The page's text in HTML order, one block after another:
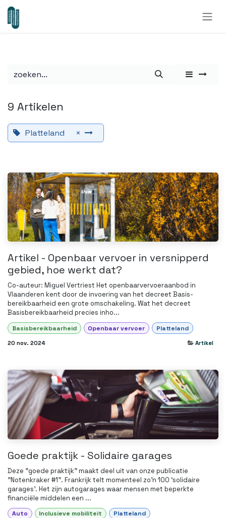
Overslaan naar inhoud
9 Artikelen
Platteland ×
Artikel - Openbaar vervoer in versnipperd
gebied, hoe werkt dat?
Co-auteur: Miguel Vertriest Het openbaarvervoeraanbod in
Vlaanderen kent door de invoering van het decreet Basis-
bereikbaarheid een grote omschakeling. Wat het decreet
Basisbereikbaarheid precies inho...
Basisbereikbaarheid Openbaar vervoer Platteland
20 nov. 2024 Artikel
Goede praktijk - Solidaire garages
Deze "goede praktijk" maakt deel uit van onze publicatie
"Notenkraker #1". Frankrijk telt momenteel zo’n 100 ‘solidaire
garages’. Het zijn autogarages waar mensen met beperkte
financiële middelen een ...
Auto Inclusieve mobiliteit Platteland